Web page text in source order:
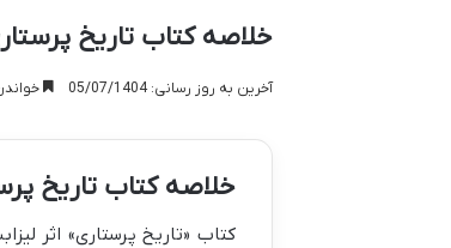
خلاصه کتاب تاریخ
آخرین به روز رسانی: 05/07/1404 خواندن این
خلاصه کتاب تاریخ
کتاب «تاریخ پرستاری» اثر